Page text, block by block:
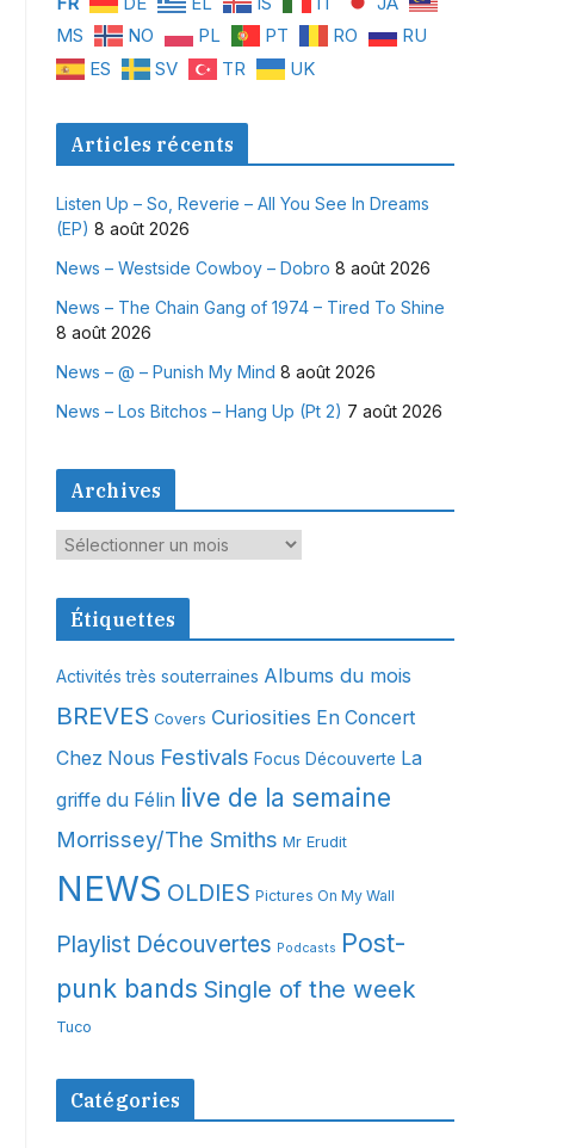
MS
NO PL PT RO
RU
ES
SV TR UK
Articles récents
Listen Up – So, Reverie – All You See In Dreams
(EP) 8 août 2026
News – Westside Cowboy – Dobro 8 août 2026
News – The Chain Gang of 1974 – Tired To Shine
8 août 2026
News – @ – Punish My Mind 8 août 2026
News – Los Bitchos – Hang Up (Pt 2) 7 août 2026
Archives
A
c
e
s
Étiquettes
Activités très souterraines Albums du mois
BREVES Covers Curiosities En Concert
Chez Nous Festivals Focus Découverte La
griffe du Félin live de la semaine
Morrissey/The Smiths Mr Erudit
NEWS OLDIES Pictures On My Wall
Playlist Découvertes Podcasts Post-
punk bands Single of the week
Tuco
Catégories